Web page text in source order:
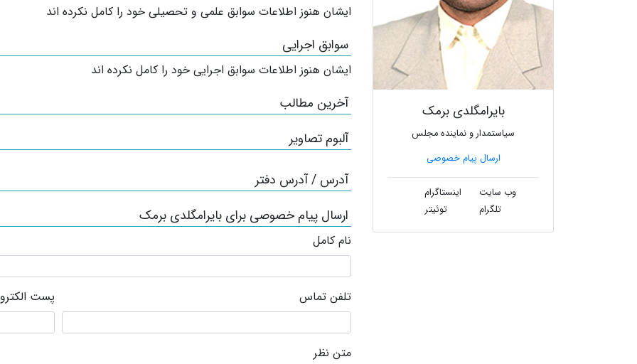
بایرامگلدی برمک
سیاستمدار و نماینده مجلس
ارسال پیام خصوصی
وب سایت
اینستاگرام
تلگرام
توئیتر
ایشان هنوز اطلاعات سوابق علمی و تحصیلی خود را کامل نکرده اند
سوابق اجرایی
ایشان هنوز اطلاعات سوابق اجرایی خود را کامل نکرده اند
آخرین مطالب
آلبوم تصاویر
آدرس / آدرس دفتر
ارسال پیام خصوصی برای بایرامگلدی برمک
نام کامل
تلفن تماس پست
متن نظر